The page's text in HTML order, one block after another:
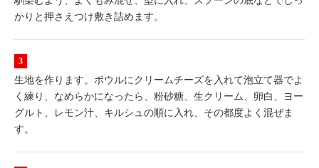
かりと押さえつけ敷き詰めます。
生地を作ります。ボウルにクリームチーズを入れて泡立て器でよ
く練り、なめらかになったら、粉砂糖、生クリーム、卵白、ヨー
グルト、レモン汁、キルシュの順に入れ、その都度よく混ぜま
す。